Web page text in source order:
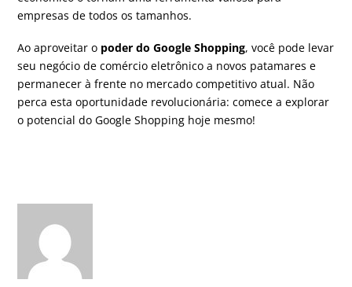
empresas de todos os tamanhos.
Ao aproveitar o poder do Google Shopping, você pode levar
seu negócio de comércio eletrônico a novos patamares e
permanecer à frente no mercado competitivo atual. Não
perca esta oportunidade revolucionária: comece a explorar
o potencial do Google Shopping hoje mesmo!